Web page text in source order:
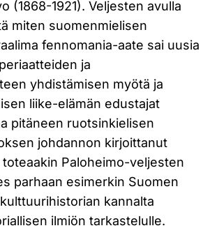
(1868-1921). Veljesten avulla
miten suomenmielisen
fennomania-aate sai uusia
ja
yhdistämisen myötä ja
liike-elämän edustajat
pitäneen ruotsinkielisen
johdannon kirjoittanut
toteaakin Paloheimo-veljesten
parhaan esimerkin Suomen
kannalta
ilmiön tarkastelulle.